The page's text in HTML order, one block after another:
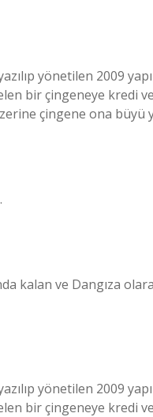
yönetilen 2009
bir çingeneye kredi
çingene ona büyü
kalan ve Dangıza
yönetilen 2009
bir çingeneye kredi